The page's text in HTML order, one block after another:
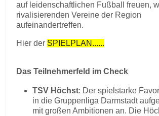
auf leidenschaftlichen Fußball freuen,
rivalisierenden Vereine der Region
aufeinandertreffen.
Hier der SPIELPLAN......
Das Teilnehmerfeld im Check
TSV Höchst: Der spielstarke
in die Gruppenliga Darmstadt
mit großen Ambitionen an. Die